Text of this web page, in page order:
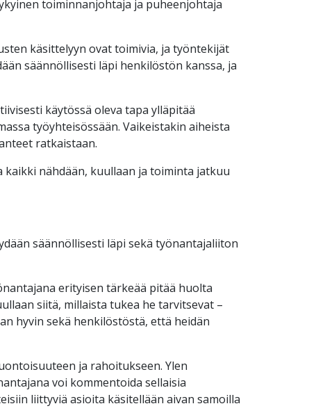
toiminnanjohtaja ja puheenjohtaja
käsittelyyn ovat toimivia, ja työntekijät
säännöllisesti läpi henkilöstön kanssa, ja
käytössä oleva tapa ylläpitää
työyhteisössään. Vaikeistakin aiheista
ratkaistaan.
nähdään, kuullaan ja toiminta jatkuu
säännöllisesti läpi sekä työnantajaliiton
erityisen tärkeää pitää huolta
siitä, millaista tukea he tarvitsevat –
hyvin sekä henkilöstöstä, että heidän
ja rahoitukseen. Ylen
voi kommentoida sellaisia
liittyviä asioita käsitellään aivan samoilla